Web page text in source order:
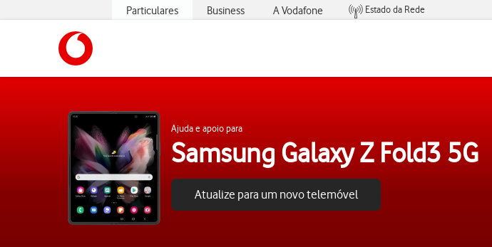
Particulares Business A Vodafone
Estado da Rede
Ajuda e apoio para
Samsung Galaxy Z Fold3 5G
Atualize para um novo telemóvel